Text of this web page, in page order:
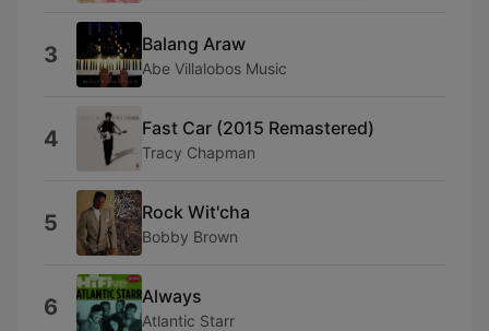
3 Balang Araw
Abe Villalobos Music
4 Fast Car (2015 Remastered)
Tracy Chapman
5 Rock Wit'cha
Bobby Brown
6 Always
Atlantic Starr